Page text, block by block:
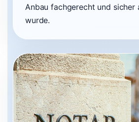
Anbau fachgerecht und sicher
wurde.